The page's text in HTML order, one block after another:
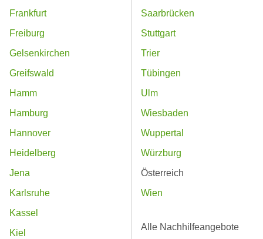
Frankfurt
Freiburg
Gelsenkirchen
Greifswald
Hamm
Hamburg
Hannover
Heidelberg
Jena
Karlsruhe
Kassel
Kiel
Saarbrücken
Stuttgart
Trier
Tübingen
Ulm
Wiesbaden
Wuppertal
Würzburg
Österreich
Wien
Alle Nachhilfeangebote